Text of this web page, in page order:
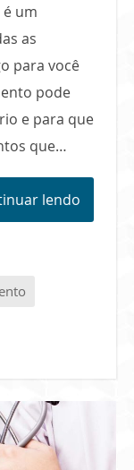
um
as
para você
pode
e para que
que…
lendo